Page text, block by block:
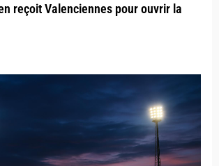
reçoit Valenciennes pour ouvrir la